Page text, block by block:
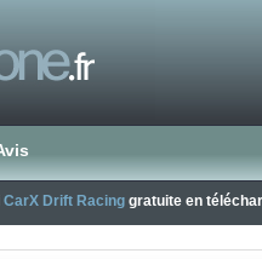
CarX Drift Racing gratuite en